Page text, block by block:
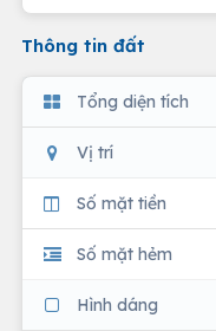
Thông tin đất
Tổng diện tích
Vị trí
Số mặt tiền
Số mặt hẻm
Hình dáng